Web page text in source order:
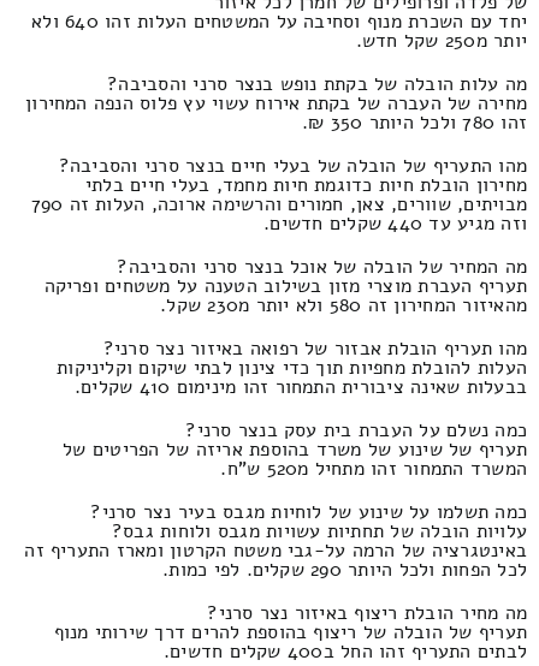
יחד עם השכרת מנוף וסחיבה על המשטחים העלות זהו 640 ולא
יותר מ250 שקל חדש.
מה עלות הובלה של בקתת נופש בנצר סרני והסביבה?
מחירה של העברה של בקתת אירוח עשוי עץ פלוס הנפה המחירון
זהו 780 ולכל היותר 350 ₪.
מהו התעריף של הובלה של בעלי חיים בנצר סרני והסביבה?
מחירון הובלת חיות כדוגמת חיות מחמד, בעלי חיים בלתי
מבויתים, שוורים, צאן, חמורים והרשימה ארוכה, העלות זה 790
וזה מגיע עד 440 שקלים חדשים.
מה המחיר של הובלה של אוכל בנצר סרני והסביבה?
תעריף העברת מוצרי מזון בשילוב הטענה על משטחים ופריקה
מהאיזור המחירון זה 580 ולא יותר מ230 שקל.
מהו תעריף הובלת אבזור של רפואה באיזור נצר סרני?
העלות להובלת מחפיות תוך כדי צינון לבתי שיקום וקליניקות
בבעלות שאינה ציבורית התמחור זהו מינימום 410 שקלים.
כמה נשלם על העברת בית עסק בנצר סרני?
תעריף של שינוע של משרד בהוספת אריזה של הפריטים של
המשרד התמחור זהו מתחיל מ520 ש"ח.
כמה תשלמו על שינוע של לוחיות מגבס בעיר נצר סרני?
עלויות הובלה של תחתיות עשויות מגבס ולוחות גבס?
באינטגרציה של הרמה על-גבי משטח הקרטון ומארז התעריף זה
לכל הפחות ולכל היותר 290 שקלים. לפי כמות.
מה מחיר הובלת ריצוף באיזור נצר סרני?
תעריף של הובלה של ריצוף בהוספת להרים דרך שירותי מנוף
לבתים התעריף זהו החל ב400 שקלים חדשים.